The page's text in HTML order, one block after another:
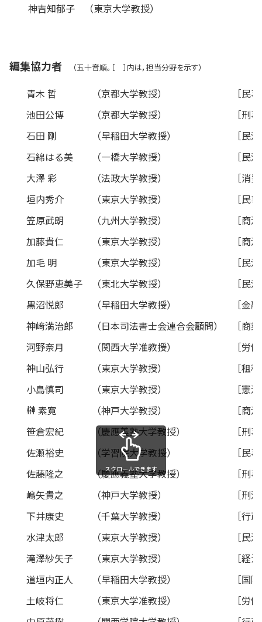
神吉知郁子
（東京大学教授）
編集協力者 （五十音順。［ ］内は，担当分野を示す）
青木 哲 （京都大学教授）
［民
池田公博
（京都大学教授）
［刑
石田 剛
（早稲田大学教授）
［民
石綿はる美
（一橋大学教授）
［民
大澤 彩
（法政大学教授）
［消
垣内秀介
（東京大学教授）
［民
笠原武朗
（九州大学教授）
［商
加藤貴仁
（東京大学教授）
［商
加毛 明
（東京大学教授）
［民
久保野恵美子
（東北大学教授）
［民
黒沼悦郎
（早稲田大学教授）
［金
神﨑満治郎
（日本司法書士会連合会顧問）
［商
河野奈月
（関西大学准教授）
［労
神山弘行
（東京大学教授）
［租
小島慎司
（東京大学教授）
［憲
素寛
（神戸大学教授）
［商
笹倉宏紀
（慶應義塾大学教授）
［刑
佐瀬裕史
（学習院大学教授）
［民
佐藤隆之
（慶應義塾大学教授）
［刑
嶋矢貴之
（神戸大学教授）
［刑
下井康史
（千葉大学教授）
［行
水津太郎
（東京大学教授）
［民
滝澤紗矢子
（東京大学教授）
［経
道垣内正人
（早稲田大学教授）
［国
土岐将仁
（東京大学准教授）
［労
スクロールできます